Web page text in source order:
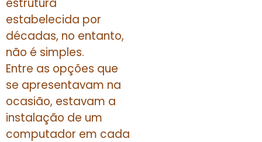
estabelecida por
décadas, no entanto,
não é simples.
Entre as opções que
se apresentavam na
ocasião, estavam a
instalação de um
computador em cada